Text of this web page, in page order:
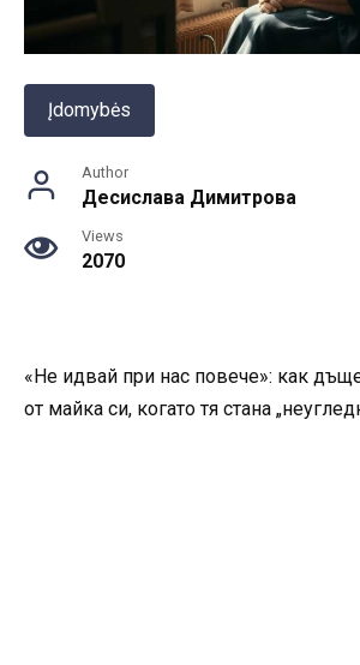
Įdomybės
Author
Десислава Димитрова
Views
2070
«Не идвай при нас повече»: как
от майка си, когато тя стана